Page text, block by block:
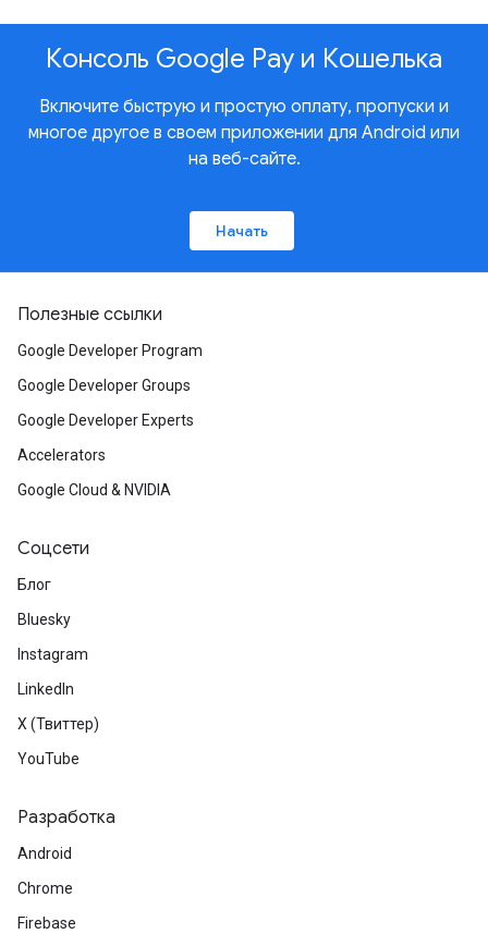
Консоль Google Pay и Кошелька
Включите быструю и простую оплату, пропуски и
многое другое в своем приложении для Android или
на веб-сайте.
Начать
Полезные ссылки
Google Developer Program
Google Developer Groups
Google Developer Experts
Accelerators
Google Cloud & NVIDIA
Соцсети
Блог
Bluesky
Instagram
LinkedIn
X (Твиттер)
YouTube
Разработка
Android
Chrome
Firebase